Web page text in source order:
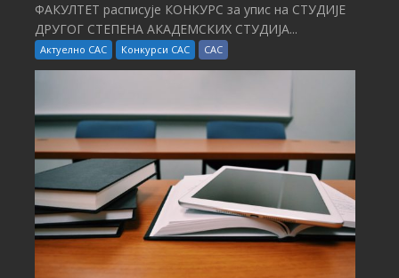
ФАКУЛТЕТ расписује КОНКУРС за упис на СТУДИЈЕ
ДРУГОГ СТЕПЕНА АКАДЕМСКИХ СТУДИЈА...
Актуелно САС Конкурси САС САС